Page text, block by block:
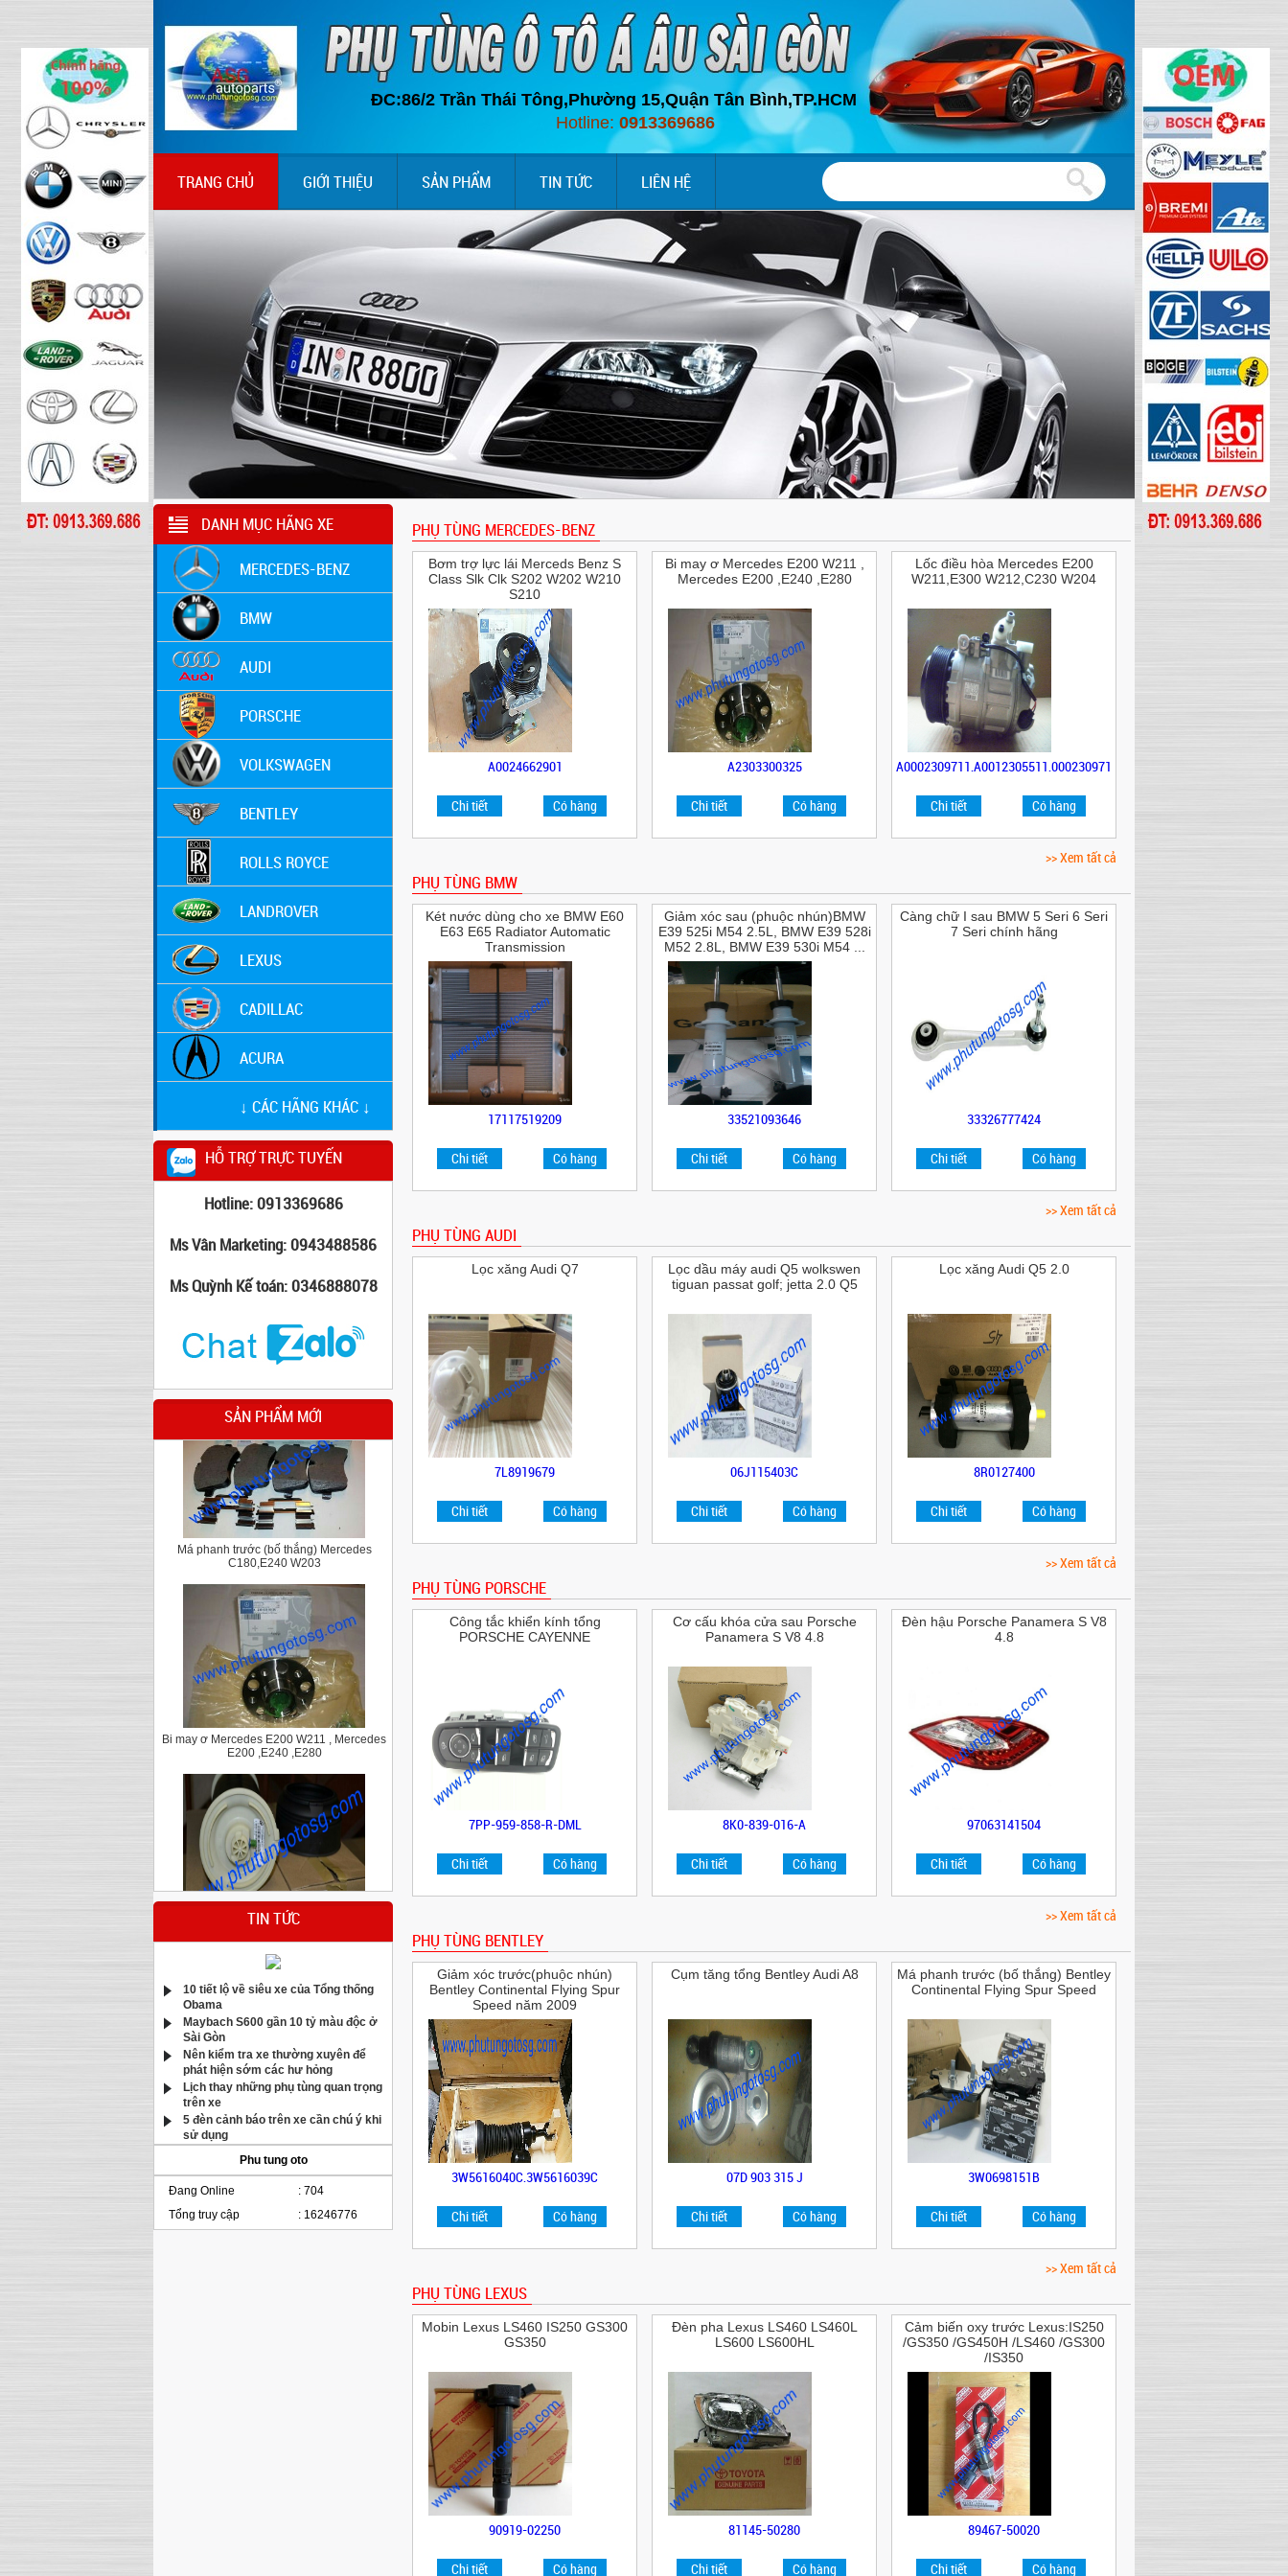
ĐC:86/2 Trần Thái Tông,Phường 15,Quận Tân Bình,TP.HCM
Hotline: 0913369686
TRANG CHỦ GIỚI THIỆU SẢN PHẨM TIN TỨC LIÊN HỆ
DANH MỤC HÃNG XE
MERCEDES-BENZ
BMW
AUDI
PORSCHE
VOLKSWAGEN
BENTLEY
ROLLS ROYCE
LANDROVER
LEXUS
CADILLAC
ACURA
↓ CÁC HÃNG KHÁC ↓
HỖ TRỢ TRỰC TUYẾN
Hotline: 0913369686
Ms Vân Marketing: 0943488586
Ms Quỳnh Kế toán: 0346888078
SẢN PHẨM MỚI
Cao su chân hộp số Mercedes C Class
W204,E class W212
Má phanh trước (bố thắng) Mercedes
C180,E240 W203
Bi may ơ Mercedes E200 W211 , Mercedes
E200 ,E240 ,E280
Bầu hơi giảm xóc sau Bmw X5 E70
Má phanh trước Mercedes C200,C250,C300
E250 CGI W204 W212
TIN TỨC
10 tiết lộ về siêu xe của Tổng thống
Obama
Maybach S600 gần 10 tỷ màu độc ở
Sài Gòn
Nên kiểm tra xe thường xuyên để
phát hiện sớm các hư hỏng
Lịch thay những phụ tùng quan trọng
trên xe
5 đèn cảnh báo trên xe cần chú ý khi
sử dụng
Phu tung oto
Đang Online : 704
Tổng truy cập
: 16246776
PHỤ TÙNG MERCEDES-BENZ
Bơm trợ lực lái Merceds Benz S
Class Slk Clk S202 W202 W210
S210
A0024662901
Chi tiết Có hàng
Bi may ơ Mercedes E200 W211 ,
Mercedes E200 ,E240 ,E280
A2303300325
Chi tiết Có hàng
Lốc điều hòa Mercedes E200
W211,E300 W212,C230 W204
Chi tiết Có hàng
>> Xem tất cả
PHỤ TÙNG BMW
Két nước dùng cho xe BMW E60
E63 E65 Radiator Automatic
Transmission
17117519209
Chi tiết Có hàng
Giảm xóc sau (phuộc nhún)BMW
E39 525i M54 2.5L, BMW E39 528i
M52 2.8L, BMW E39 530i M54 ...
33521093646
Chi tiết Có hàng
Càng chữ I sau BMW 5 Seri 6 Seri
7 Seri chính hãng
33326777424
Chi tiết Có hàng
>> Xem tất cả
PHỤ TÙNG AUDI
Lọc xăng Audi Q7
7L8919679
Chi tiết Có hàng
Lọc dầu máy audi Q5 wolkswen
tiguan passat golf; jetta 2.0 Q5
06J115403C
Chi tiết Có hàng
Lọc xăng Audi Q5 2.0
8R0127400
Chi tiết Có hàng
>> Xem tất cả
PHỤ TÙNG PORSCHE
Công tắc khiển kính tổng
PORSCHE CAYENNE
7PP-959-858-R-DML
Chi tiết Có hàng
Cơ cấu khóa cửa sau Porsche
Panamera S V8 4.8
8K0-839-016-A
Chi tiết Có hàng
Đèn hậu Porsche Panamera S V8
4.8
97063141504
Chi tiết Có hàng
>> Xem tất cả
PHỤ TÙNG BENTLEY
Giảm xóc trước(phuộc nhún)
Bentley Continental Flying Spur
Speed năm 2009
3W5616040C,3W5616039C
Chi tiết Có hàng
Cụm tăng tổng Bentley Audi A8
07D 903 315 J
Chi tiết Có hàng
Má phanh trước (bố thắng) Bentley
Continental Flying Spur Speed
3W0698151B
Chi tiết Có hàng
>> Xem tất cả
PHỤ TÙNG LEXUS
Mobin Lexus LS460 IS250 GS300
GS350
90919-02250
Chi tiết Có hàng
Đèn pha Lexus LS460 LS460L
LS600 LS600HL
81145-50280
Chi tiết Có hàng
Cảm biến oxy trước Lexus:IS250
/GS350 /GS450H /LS460 /GS300
/IS350
89467-50020
Chi tiết Có hàng